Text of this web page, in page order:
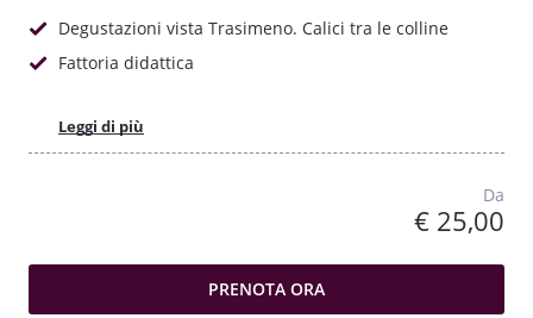
Degustazioni vista Trasimeno. Calici tra le colline
Fattoria didattica
Leggi di più
Da
€ 25,00
PRENOTA ORA